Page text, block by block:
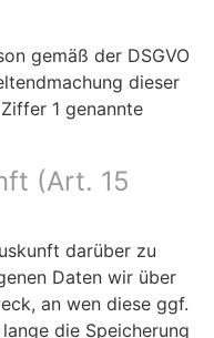
gemäß der DSGVO
dieser
1 genannte
(Art. 15
darüber zu
Daten wir über
an wen diese ggf.
die Speicherung